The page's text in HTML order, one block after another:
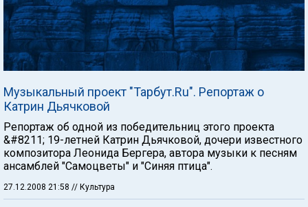
Музыкальный проект "Тарбут.Ru". Репортаж о
Катрин Дьячковой
Репортаж об одной из победительниц этого проекта
&#8211; 19-летней Катрин Дьячковой, дочери известного
композитора Леонида Бергера, автора музыки к песням
ансамблей "Самоцветы" и "Синяя птица".
27.12.2008 21:58 // Культура